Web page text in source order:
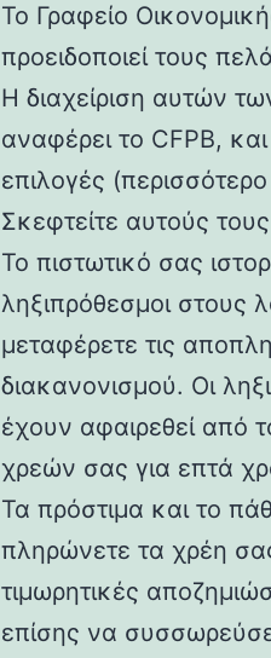
Το Γραφείο
προειδοποιεί τους
Η διαχείριση αυτών
αναφέρει το CFPB,
επιλογές
Σκεφτείτε αυτούς
Το πιστωτικό σας
ληξιπρόθεσμοι στους
μεταφέρετε τις
διακανονισμού. Οι
έχουν αφαιρεθεί από
χρεών σας για επτά
Τα πρόστιμα και το
πληρώνετε τα χρέη
τιμωρητικές
επίσης να